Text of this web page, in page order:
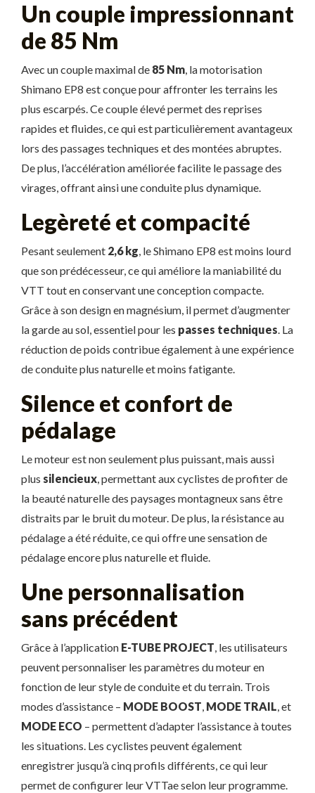
Un couple impressionnant
de 85 Nm
Avec un couple maximal de 85 Nm, la motorisation
Shimano EP8 est conçue pour affronter les terrains les
plus escarpés. Ce couple élevé permet des reprises
rapides et fluides, ce qui est particulièrement avantageux
lors des passages techniques et des montées abruptes.
De plus, l’accélération améliorée facilite le passage des
virages, offrant ainsi une conduite plus dynamique.
Legèreté et compacité
Pesant seulement 2,6 kg, le Shimano EP8 est moins lourd
que son prédécesseur, ce qui améliore la maniabilité du
VTT tout en conservant une conception compacte.
Grâce à son design en magnésium, il permet d’augmenter
la garde au sol, essentiel pour les passes techniques. La
réduction de poids contribue également à une expérience
de conduite plus naturelle et moins fatigante.
Silence et confort de
pédalage
Le moteur est non seulement plus puissant, mais aussi
plus silencieux, permettant aux cyclistes de profiter de
la beauté naturelle des paysages montagneux sans être
distraits par le bruit du moteur. De plus, la résistance au
pédalage a été réduite, ce qui offre une sensation de
pédalage encore plus naturelle et fluide.
Une personnalisation
sans précédent
Grâce à l’application E-TUBE PROJECT, les utilisateurs
peuvent personnaliser les paramètres du moteur en
fonction de leur style de conduite et du terrain. Trois
modes d’assistance – MODE BOOST, MODE TRAIL, et
MODE ECO – permettent d’adapter l’assistance à toutes
les situations. Les cyclistes peuvent également
enregistrer jusqu’à cinq profils différents, ce qui leur
permet de configurer leur VTTae selon leur programme.